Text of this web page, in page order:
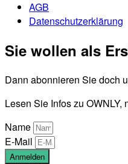
AGB
Datenschutzerklärung
Sie wollen als
Dann abonnieren Sie doch
Lesen Sie Infos zu
Name
E-Mail
Anmelden